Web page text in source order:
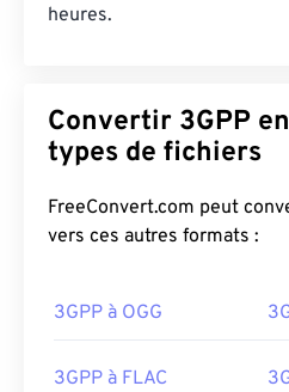
heures.
Convertir 3GPP en d'autres
types de fichiers
FreeConvert.com peut
vers ces autres formats :
3GPP à OGG
3GPP à FLAC